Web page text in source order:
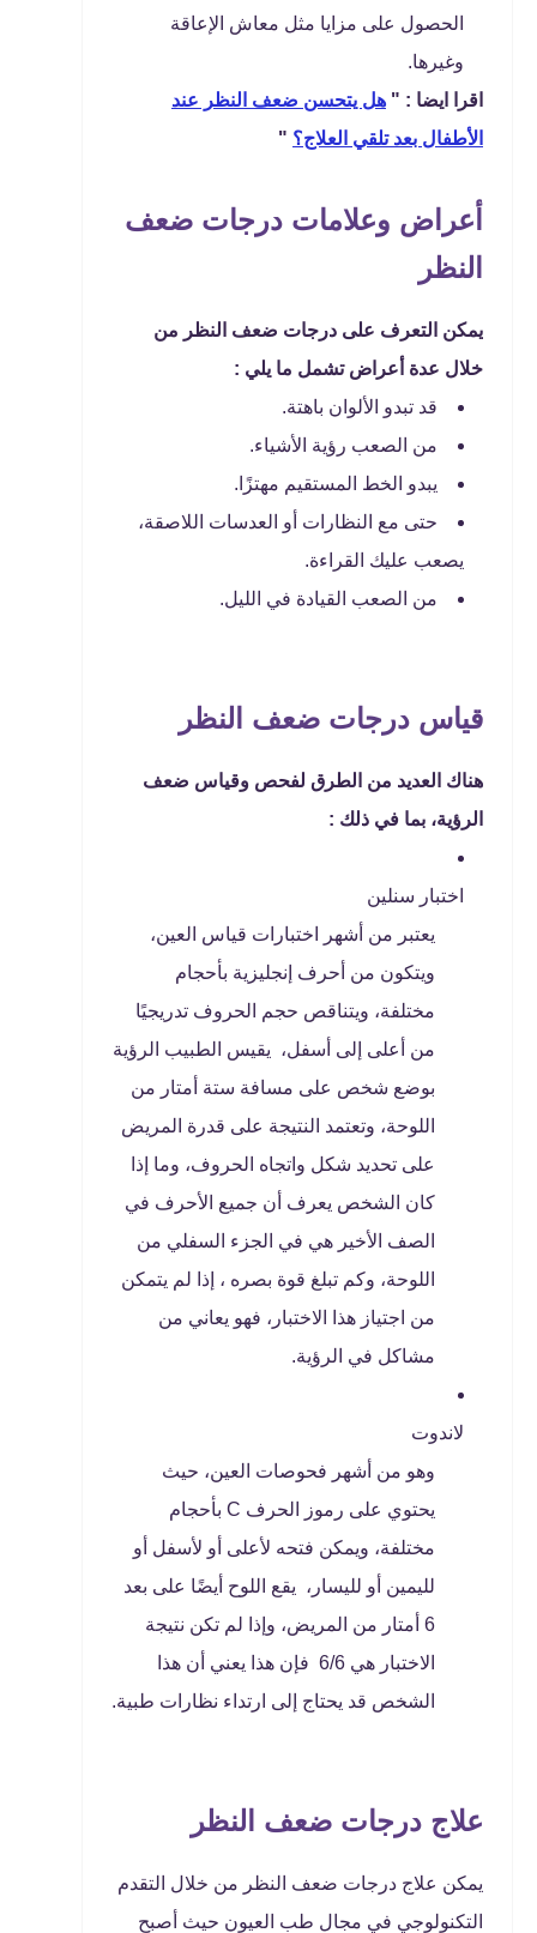
الحصول على مزايا مثل معاش الإعاقة
وغيرها.
اقرا ايضا : " هل يتحسن ضعف النظر عند
الأطفال بعد تلقي العلاج؟ "
أعراض وعلامات درجات ضعف
النظر
يمكن التعرف على درجات ضعف النظر من
خلال عدة أعراض تشمل ما يلي :
قد تبدو الألوان باهتة.
من الصعب رؤية الأشياء.
يبدو الخط المستقيم مهتزًا.
حتى مع النظارات أو العدسات اللاصقة،
يصعب عليك القراءة.
من الصعب القيادة في الليل.
قياس درجات ضعف النظر
هناك العديد من الطرق لفحص وقياس ضعف
الرؤية، بما في ذلك :
اختبار سنلين
يعتبر من أشهر اختبارات قياس العين،
ويتكون من أحرف إنجليزية بأحجام
مختلفة، ويتناقص حجم الحروف تدريجيًا
من أعلى إلى أسفل، يقيس الطبيب الرؤية
بوضع شخص على مسافة ستة أمتار من
اللوحة، وتعتمد النتيجة على قدرة المريض
على تحديد شكل واتجاه الحروف، وما إذا
كان الشخص يعرف أن جميع الأحرف في
الصف الأخير هي في الجزء السفلي من
اللوحة، وكم تبلغ قوة بصره ، إذا لم يتمكن
من اجتياز هذا الاختبار، فهو يعاني من
مشاكل في الرؤية.
لاندوت
وهو من أشهر فحوصات العين، حيث
يحتوي على رموز الحرف C بأحجام
مختلفة، ويمكن فتحه لأعلى أو لأسفل أو
لليمين أو لليسار، يقع اللوح أيضًا على بعد
6 أمتار من المريض، وإذا لم تكن نتيجة
الاختبار هي 6/6 فإن هذا يعني أن هذا
الشخص قد يحتاج إلى ارتداء نظارات طبية.
علاج درجات ضعف النظر
يمكن علاج درجات ضعف النظر من خلال التقدم
التكنولوجي في مجال طب العيون حيث أصبح